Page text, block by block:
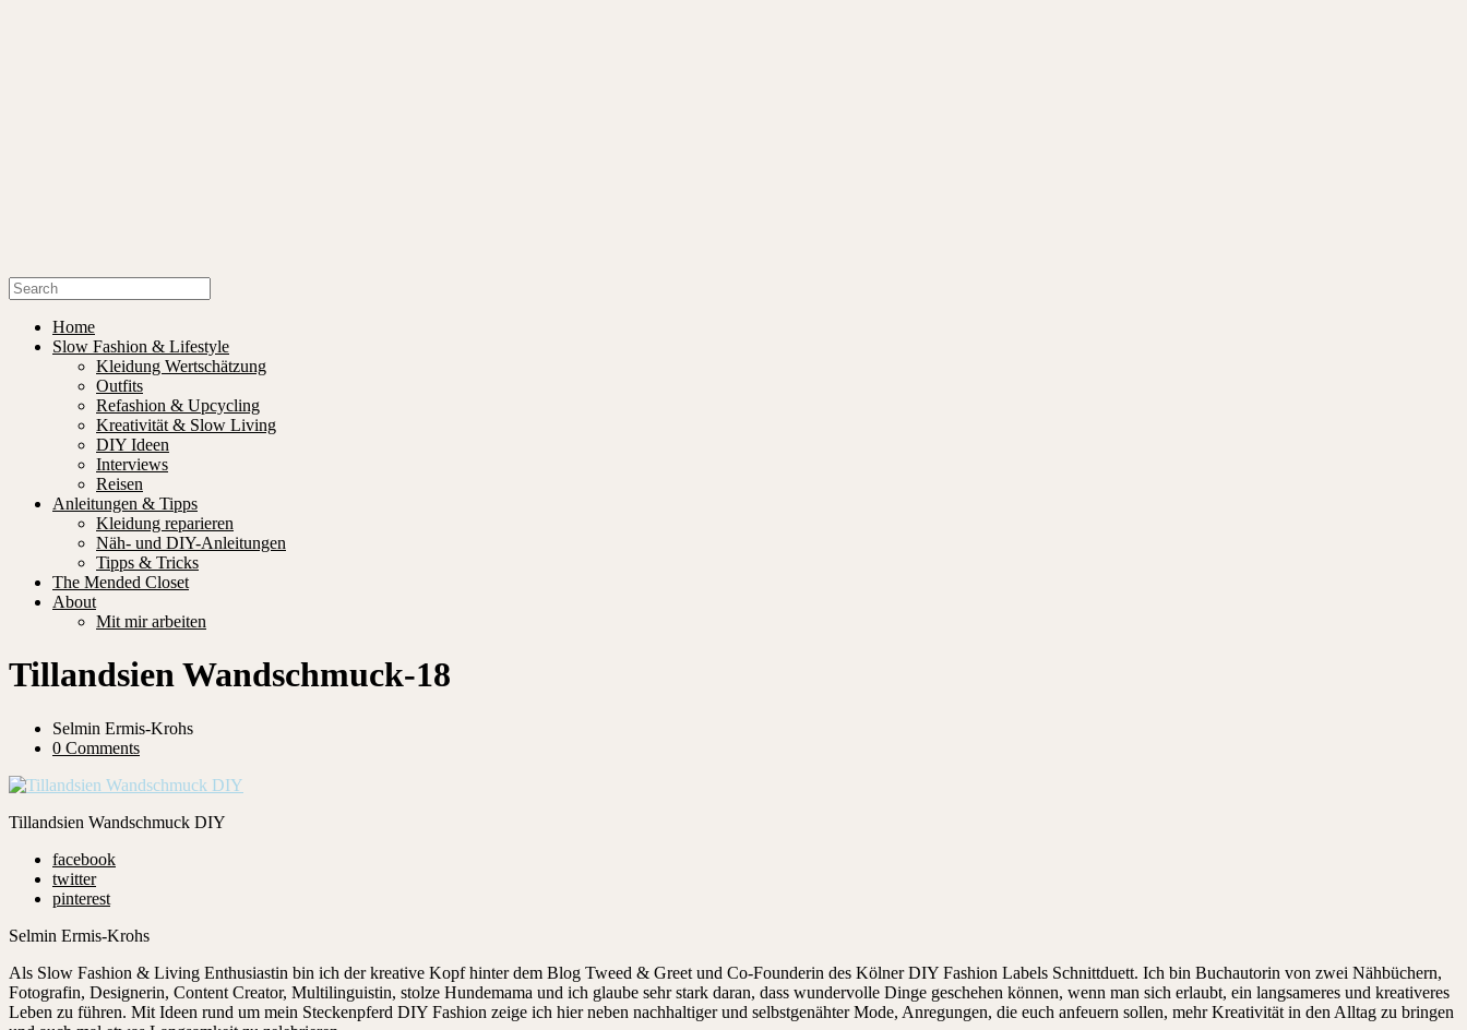
Home
Slow Fashion & Lifestyle
Kleidung Wertschätzung
Outfits
Refashion & Upcycling
Kreativität & Slow Living
DIY Ideen
Interviews
Reisen
Anleitungen & Tipps
Kleidung reparieren
Näh- und DIY-Anleitungen
Tipps & Tricks
The Mended Closet
About
Mit mir arbeiten
Tillandsien Wandschmuck-18
Selmin Ermis-Krohs
0 Comments
Tillandsien Wandschmuck DIY
facebook
twitter
pinterest
Selmin Ermis-Krohs
Als Slow Fashion & Living Enthusiastin bin ich der kreative Kopf hinter dem Blog Tweed & Greet und Co-Founderin des Kölner DIY Fashion Labels Schnittduett. Ich bin Buchautorin von zwei Nähbüchern,
Fotografin, Designerin, Content Creator, Multilinguistin, stolze Hundemama und ich glaube sehr stark daran, dass wundervolle Dinge geschehen können, wenn man sich erlaubt, ein langsameres und kreativeres
Leben zu führen. Mit Ideen rund um mein Steckenpferd DIY Fashion zeige ich hier neben nachhaltiger und selbstgenähter Mode, Anregungen, die euch anfeuern sollen, mehr Kreativität in den Alltag zu bringen